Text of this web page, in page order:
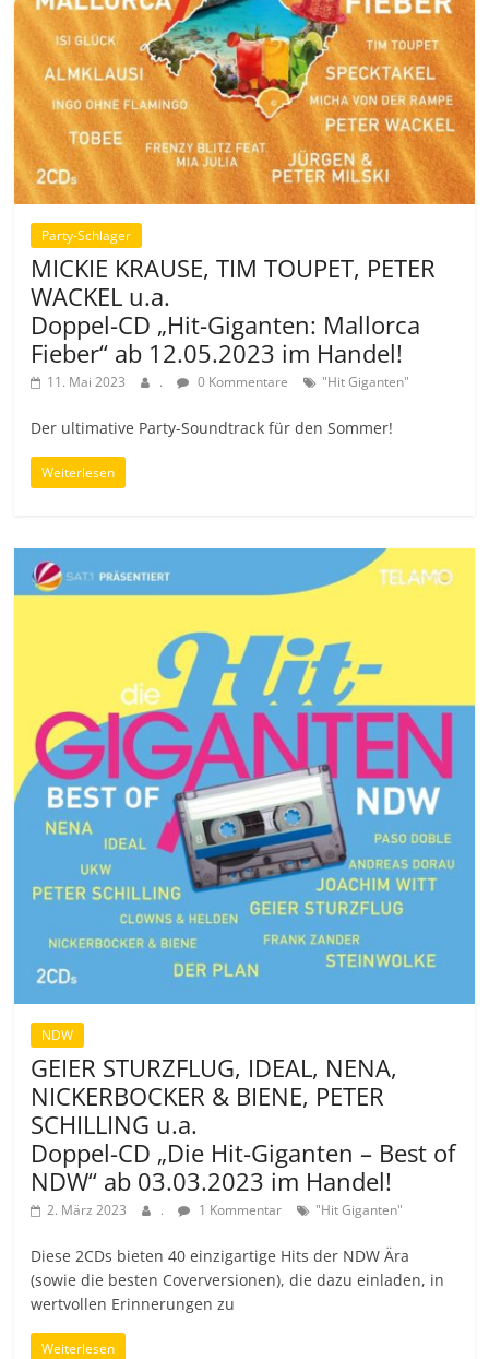
Party-Schlager
MICKIE KRAUSE, TIM TOUPET, PETER
WACKEL u.a.
Doppel-CD „Hit-Giganten: Mallorca
Fieber“ ab 12.05.2023 im Handel!
11. Mai 2023 . 0 Kommentare "Hit Giganten"
Der ultimative Party-Soundtrack für den Sommer!
Weiterlesen
NDW
GEIER STURZFLUG, IDEAL, NENA,
NICKERBOCKER & BIENE, PETER
SCHILLING u.a.
Doppel-CD „Die Hit-Giganten – Best of
NDW“ ab 03.03.2023 im Handel!
2. März 2023 . 1 Kommentar "Hit Giganten"
Diese 2CDs bieten 40 einzigartige Hits der NDW Ära
(sowie die besten Coverversionen), die dazu einladen, in
wertvollen Erinnerungen zu
Weiterlesen